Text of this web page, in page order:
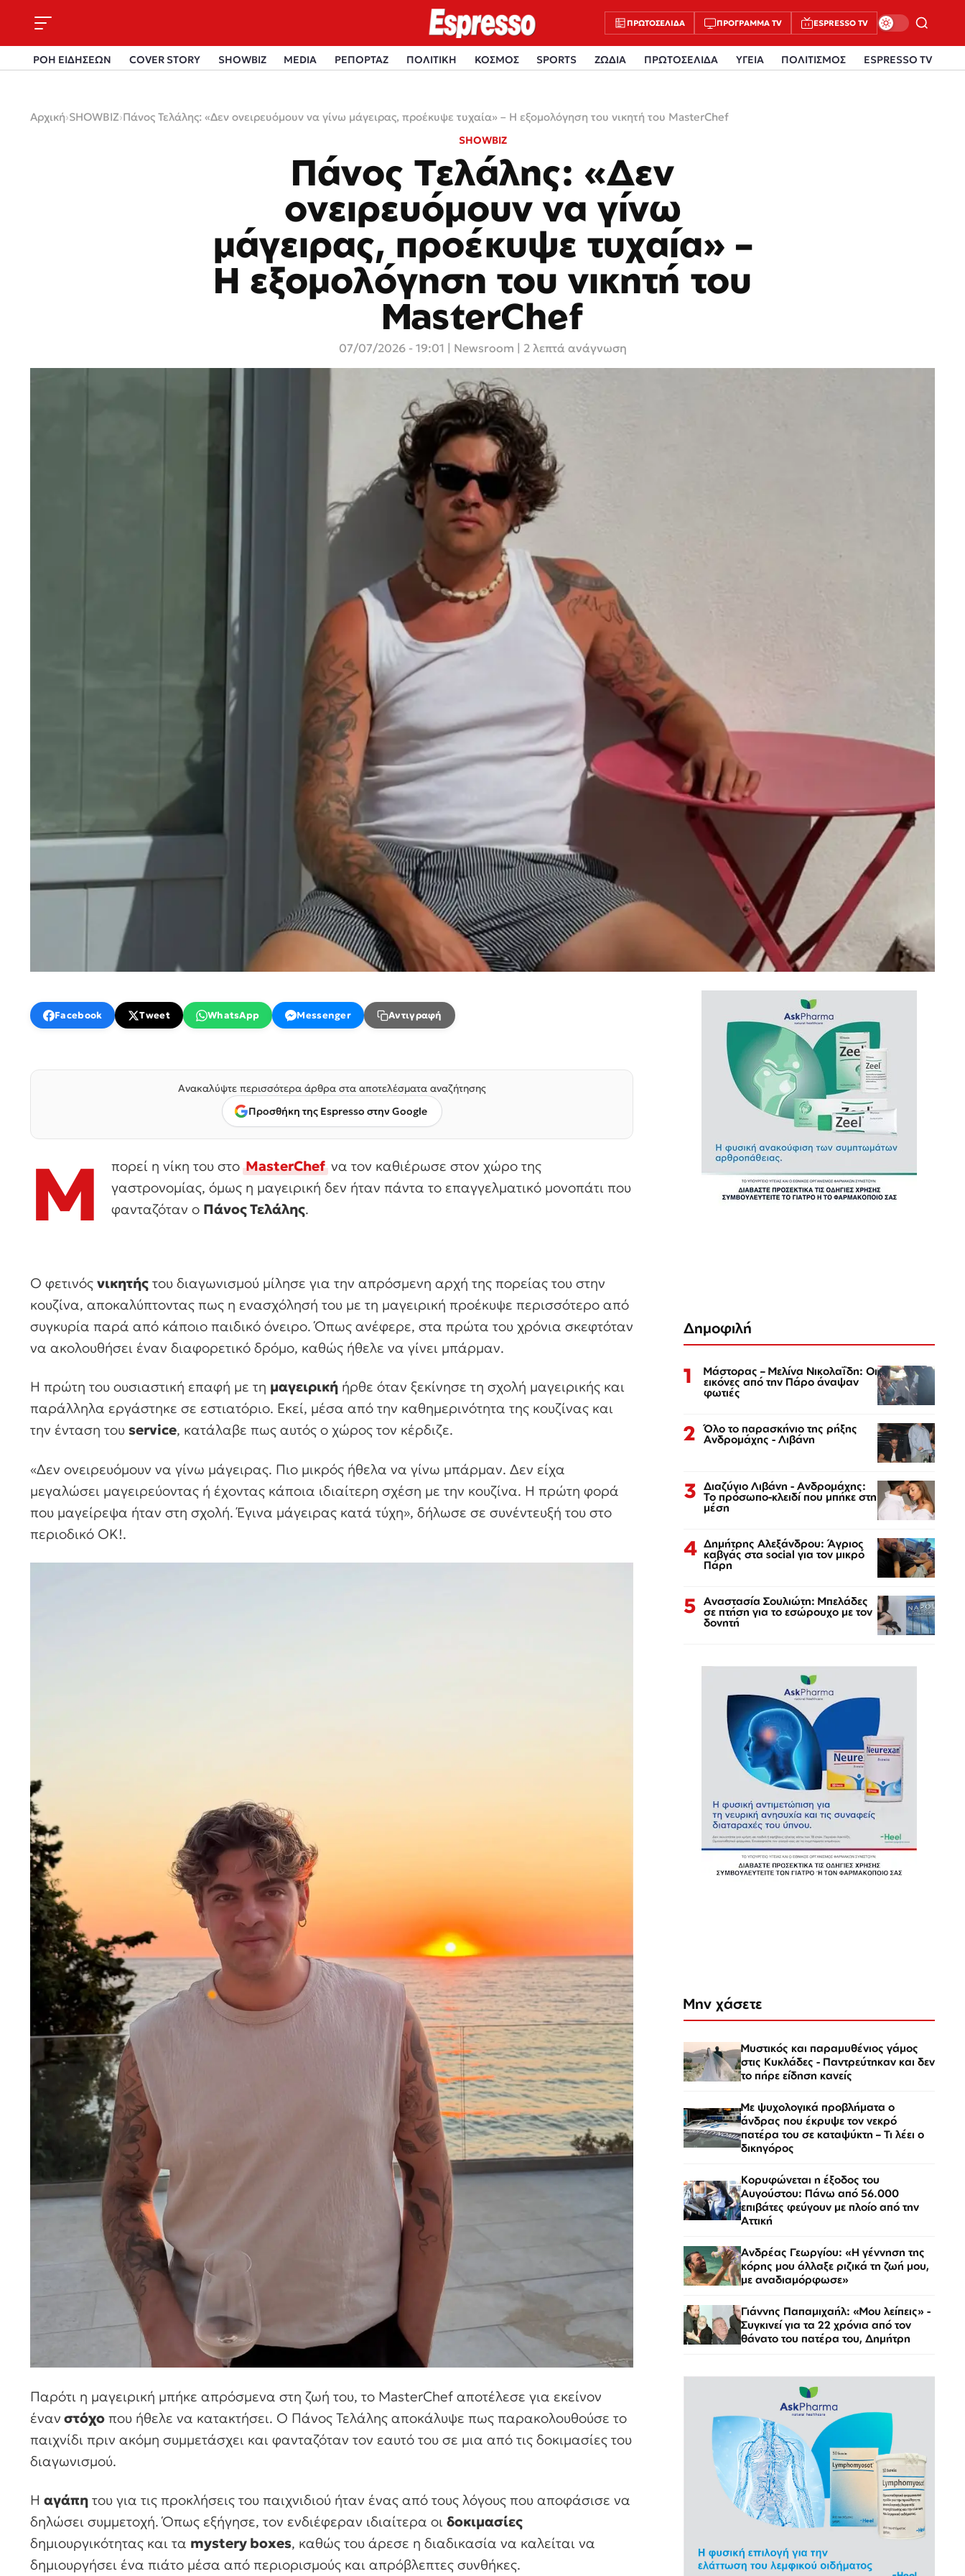
ΠΡΩΤΟΣΈΛΙΔΑ ΠΡΌΓΡΑΜΜΑ TV ESPRESSO TV
ΡΟΗ ΕΙΔΗΣΕΩΝ COVER STORY SHOWBIZ MEDIA ΡΕΠΟΡΤΑΖ ΠΟΛΙΤΙΚΗ ΚΟΣΜΟΣ SPORTS ΖΩΔΙΑ ΠΡΩΤΟΣΕΛΙΔΑ ΥΓΕΙΑ ΠΟΛΙΤΙΣΜΟΣ ESPRESSO TV
Αρχική›SHOWBIZ›Πάνος Τελάλης: «Δεν ονειρευόμουν να γίνω μάγειρας, προέκυψε τυχαία» – Η εξομολόγηση του νικητή του MasterChef
SHOWBIZ
Πάνος Τελάλης: «Δεν
ονειρευόμουν να γίνω
μάγειρας, προέκυψε τυχαία» –
Η εξομολόγηση του νικητή του
MasterChef
07/07/2026 - 19:01 Newsroom | 2 λεπτά ανάγνωση
Facebook Tweet WhatsApp Messenger Αντιγραφή
Ανακαλύψτε περισσότερα άρθρα στα αποτελέσματα αναζήτησης
Προσθήκη της Espresso στην Google
Μ πορεί η νίκη του στοMasterChefνα τον καθιέρωσε στον χώρο της
γαστρονομίας, όμως η μαγειρική δεν ήταν πάντα το επαγγελματικό μονοπάτι που
φανταζόταν ο Πάνος Τελάλης.
Ο φετινός νικητής του διαγωνισμού μίλησε για την απρόσμενη αρχή της πορείας του στην
κουζίνα, αποκαλύπτοντας πως η ενασχόλησή του με τη μαγειρική προέκυψε περισσότερο από
συγκυρία παρά από κάποιο παιδικό όνειρο. Όπως ανέφερε, στα πρώτα του χρόνια σκεφτόταν
να ακολουθήσει έναν διαφορετικό δρόμο, καθώς ήθελε να γίνει μπάρμαν.
Η πρώτη του ουσιαστική επαφή με τη μαγειρική ήρθε όταν ξεκίνησε τη σχολή μαγειρικής και
παράλληλα εργάστηκε σε εστιατόριο. Εκεί, μέσα από την καθημερινότητα της κουζίνας και
την ένταση του service, κατάλαβε πως αυτός ο χώρος τον κέρδιζε.
«Δεν ονειρευόμουν να γίνω μάγειρας. Πιο μικρός ήθελα να γίνω μπάρμαν. Δεν είχα
μεγαλώσει μαγειρεύοντας ή έχοντας κάποια ιδιαίτερη σχέση με την κουζίνα. Η πρώτη φορά
που μαγείρεψα ήταν στη σχολή. Έγινα μάγειρας κατά τύχη», δήλωσε σε συνέντευξή του στο
περιοδικό OK!.
Παρότι η μαγειρική μπήκε απρόσμενα στη ζωή του, το MasterChef αποτέλεσε για εκείνον
έναν στόχο που ήθελε να κατακτήσει. Ο Πάνος Τελάλης αποκάλυψε πως παρακολουθούσε το
παιχνίδι πριν ακόμη συμμετάσχει και φανταζόταν τον εαυτό του σε μια από τις δοκιμασίες του
διαγωνισμού.
Η αγάπη του για τις προκλήσεις του παιχνιδιού ήταν ένας από τους λόγους που αποφάσισε να
δηλώσει συμμετοχή. Όπως εξήγησε, τον ενδιέφεραν ιδιαίτερα οι δοκιμασίες
δημιουργικότητας και τα mystery boxes, καθώς του άρεσε η διαδικασία να καλείται να
δημιουργήσει ένα πιάτο μέσα από περιορισμούς και απρόβλεπτες συνθήκες.
Δημοφιλή
1 Μάστορας – Μελίνα Νικολαΐδη: Οι
εικόνες από την Πάρο άναψαν
φωτιές
2 Όλο το παρασκήνιο της ρήξης
Ανδρομάχης - Λιβάνη
3 Διαζύγιο Λιβάνη - Ανδρομάχης:
Το πρόσωπο-κλειδί που μπήκε στη
μέση
4 Δημήτρης Αλεξάνδρου: Άγριος
καβγάς στα social για τον μικρό
Πάρη
5 Αναστασία Σουλιώτη: Μπελάδες
σε πτήση για το εσώρουχο με τον
δονητή
Μην χάσετε
Μυστικός και παραμυθένιος γάμος
στις Κυκλάδες - Παντρεύτηκαν και δεν
το πήρε είδηση κανείς
Με ψυχολογικά προβλήματα ο
άνδρας που έκρυψε τον νεκρό
πατέρα του σε καταψύκτη – Τι λέει ο
δικηγόρος
Κορυφώνεται η έξοδος του
Αυγούστου: Πάνω από 56.000
επιβάτες φεύγουν με πλοίο από την
Αττική
Ανδρέας Γεωργίου: «Η γέννηση της
κόρης μου άλλαξε ριζικά τη ζωή μου,
με αναδιαμόρφωσε»
Γιάννης Παπαμιχαήλ: «Μου λείπεις» -
Συγκινεί για τα 22 χρόνια από τον
θάνατο του πατέρα του, Δημήτρη